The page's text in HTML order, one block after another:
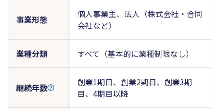
事業形態
個人事業主、法人（株式会社・合同
会社など）
業種分類 すべて（基本的に業種制限なし）
継続年数
創業1期目、創業2期目、創業3期
目、4期目以降